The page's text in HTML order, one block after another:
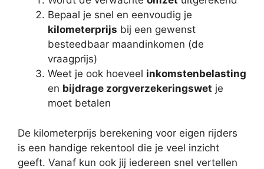
Bepaal je snel en eenvoudig je
kilometerprijs bij een gewenst
besteedbaar maandinkomen (de
vraagprijs)
Weet je ook hoeveel inkomstenbelasting
en bijdrage zorgverzekeringswet je
moet betalen
De kilometerprijs berekening voor eigen rijders
is een handige rekentool die je veel inzicht
geeft. Vanaf kun ook jij iedereen snel vertellen